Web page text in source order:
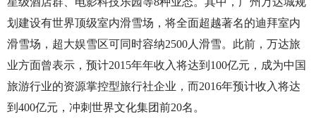
划建设有世界顶级室内滑雪场，将全面超越著名的迪拜室内
滑雪场，超大娱雪区可同时容纳2500人滑雪。此前，万达旅
业方面曾表示，预计2015年年收入将达到100亿元，成为中国
旅游行业的资源掌控型旅行社企业，而2016年预计收入将达
到400亿元，冲刺世界文化集团前20名。